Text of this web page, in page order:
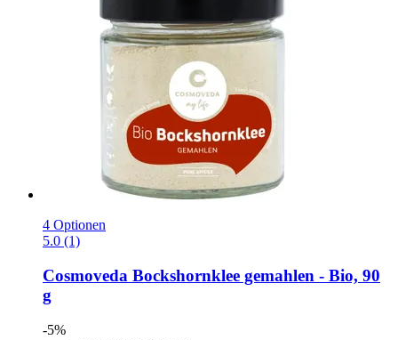
4 Optionen
5.0 (1)
Cosmoveda Bockshornklee gemahlen -​ Bio, 90
g
-5%